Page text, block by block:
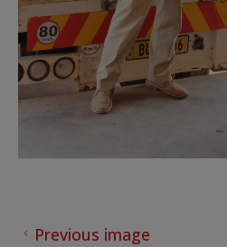
Previous image